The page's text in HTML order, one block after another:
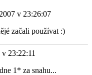
v 23:26:07
začali používat :)
23:22:11
1* za snahu...